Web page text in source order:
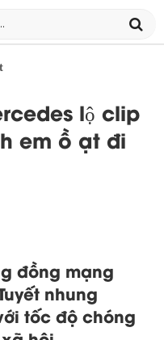
lộ clip
em ồ ạt đi
đồng mạng
nhung
tốc độ chóng